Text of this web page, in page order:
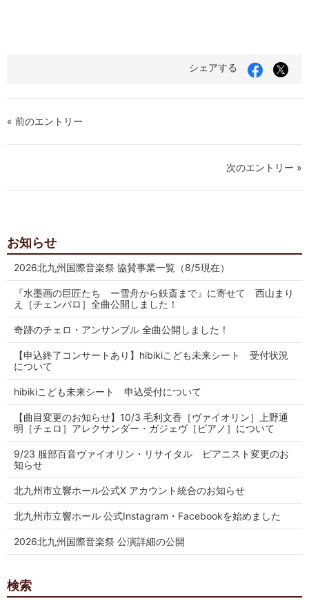
シェアする
Facebook
ェ
X（
シ
る
« 前のエントリー
次のエントリー »
お知らせ
2026北九州国際音楽祭 協賛事業一覧（8/5現在）
『水墨画の巨匠たち ー雪舟から鉄斎まで』に寄せて 西山まり
え［チェンバロ］全曲公開しました！
奇跡のチェロ・アンサンブル 全曲公開しました！
【申込終了コンサートあり】hibikiこども未来シート 受付状況
について
hibikiこども未来シート 申込受付について
【曲目変更のお知らせ】10/3 毛利文香［ヴァイオリン］上野通
明［チェロ］アレクサンダー・ガジェヴ［ピアノ］について
9/23 服部百音ヴァイオリン・リサイタル ピアニスト変更のお
知らせ
北九州市立響ホール公式X アカウント統合のお知らせ
北九州市立響ホール 公式Instagram・Facebookを始めました
2026北九州国際音楽祭 公演詳細の公開
検索